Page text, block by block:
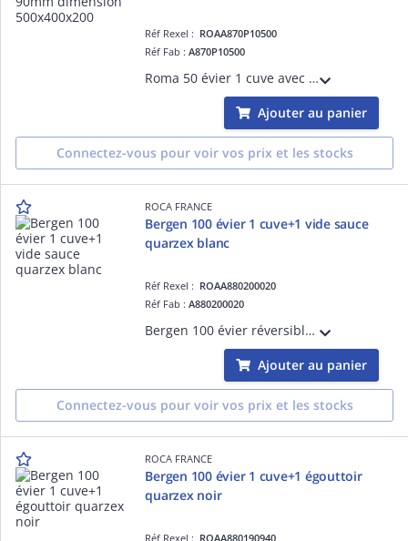
Réf Rexel : ROAA870P10500
Réf Fab :A870P10500
Roma 50 évier 1 cuve avec vidage 90mm dimension 500x400x200 garantie 3 ans
Ajouter au panier
Connectez-vous pour voir vos prix et les stocks
ROCA FRANCE
Bergen 100 évier 1 cuve+1 vide sauce
quarzex blanc
Réf Rexel : ROAA880200020
Réf Fab :A880200020
Bergen 100 évier réversible 1 cuve avec égouttoir et vide-sauce, 2 trous prépercés pour la robinetterie quarzex blanc
Ajouter au panier
Connectez-vous pour voir vos prix et les stocks
ROCA FRANCE
Bergen 100 évier 1 cuve+1 égouttoir
quarzex noir
Réf Rexel : ROAA880190940